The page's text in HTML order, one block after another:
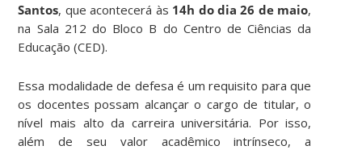
Santos, que acontecerá às 14h do dia 26 de maio,
na Sala 212 do Bloco B do Centro de Ciências da
Educação (CED).
Essa modalidade de defesa é um requisito para que
os docentes possam alcançar o cargo de titular, o
nível mais alto da carreira universitária. Por isso,
além de seu valor acadêmico intrínseco, a